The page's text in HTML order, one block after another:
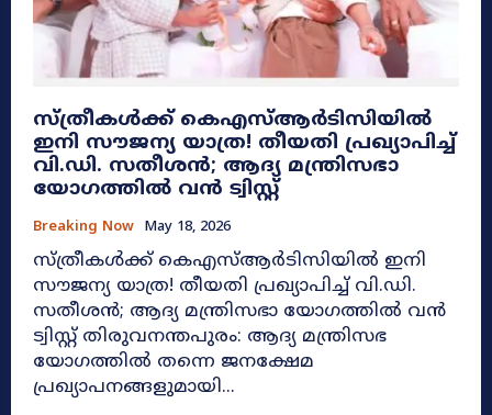
സ്ത്രീകൾക്ക് കെഎസ്ആർടിസിയിൽ
ഇനി സൗജന്യ യാത്ര! തീയതി പ്രഖ്യാപിച്ച്
വി.ഡി. സതീശൻ; ആദ്യ മന്ത്രിസഭാ
യോഗത്തിൽ വൻ ട്വിസ്റ്റ്
Breaking Now May 18, 2026
സ്ത്രീകൾക്ക് കെഎസ്ആർടിസിയിൽ ഇനി
സൗജന്യ യാത്ര! തീയതി പ്രഖ്യാപിച്ച് വി.ഡി.
സതീശൻ; ആദ്യ മന്ത്രിസഭാ യോഗത്തിൽ വൻ
ട്വിസ്റ്റ് തിരുവനന്തപുരം: ആദ്യ മന്ത്രിസഭ
യോഗത്തിൽ തന്നെ ജനക്ഷേമ
പ്രഖ്യാപനങ്ങളുമായി...